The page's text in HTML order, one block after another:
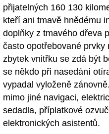
přijatelných 160 130
kteří ani tmavě hnědému
doplňky z tmavého dřeva
často opotřebované prvky
zbytek vnitřku se zdá být
se někdo při nasedání
vypadal vyloženě
mimo jiné navigaci,
sedadla, příplatkové
elektronických asistentů.